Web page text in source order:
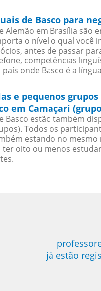
de Basco para
Alemão em Brasília
o nível o qual você
antes de passar
competências
onde Basco é a
e pequenos grupos
em Camaçari
Basco estão também
Todos os
estando no
ter oito ou menos
já estão